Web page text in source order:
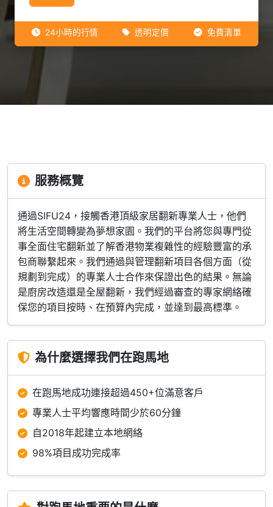
24小時的行情 透明定價 免費清單
服務概覽
通過SIFU24，接觸香港頂級家居翻新專業人士，他們
將生活空間轉變為夢想家園。我們的平台將您與專門從
事全面住宅翻新並了解香港物業複雜性的經驗豐富的承
包商聯繫起來。我們通過與管理翻新項目各個方面（從
規劃到完成）的專業人士合作來保證出色的結果。無論
是廚房改造還是全屋翻新，我們經過審查的專家網絡確
保您的項目按時、在預算內完成，並達到最高標準。
為什麼選擇我們在跑馬地
在跑馬地成功連接超過450+位滿意客戶
專業人士平均響應時間少於60分鐘
自2018年起建立本地網絡
98%項目成功完成率